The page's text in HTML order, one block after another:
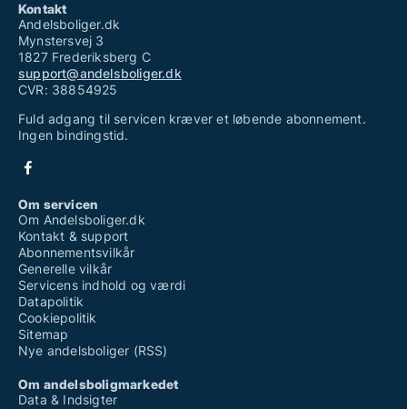
Kontakt
Andelsboliger.dk
Mynstersvej 3
1827 Frederiksberg C
support@andelsboliger.dk
CVR: 38854925
Fuld adgang til servicen kræver et løbende abonnement.
Ingen bindingstid.
Om servicen
Om Andelsboliger.dk
Kontakt & support
Abonnementsvilkår
Generelle vilkår
Servicens indhold og værdi
Datapolitik
Cookiepolitik
Sitemap
Nye andelsboliger (RSS)
Om andelsboligmarkedet
Data & Indsigter